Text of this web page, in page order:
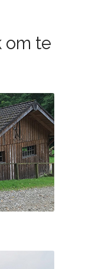
om te